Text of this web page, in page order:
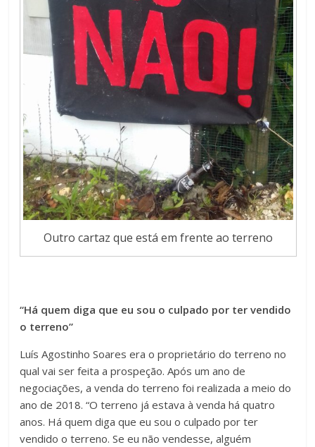
Outro cartaz que está em frente ao terreno
“Há quem diga que eu sou o culpado por ter vendido
o terreno”
Luís Agostinho Soares era o proprietário do terreno no
qual vai ser feita a prospeção. Após um ano de
negociações, a venda do terreno foi realizada a meio do
ano de 2018. “O terreno já estava à venda há quatro
anos. Há quem diga que eu sou o culpado por ter
vendido o terreno. Se eu não vendesse, alguém